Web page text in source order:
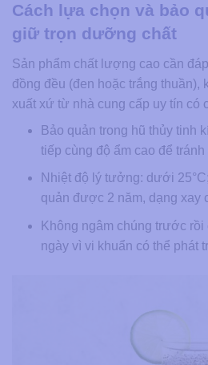
Cách lựa chọn và bảo
giữ trọn dưỡng chất
Sản phẩm chất lượng cao cần
đồng đều (đen hoặc trắng thuần),
xuất xứ từ nhà cung cấp uy tín có
Bảo quản trong hũ thủy tinh
tiếp cùng độ ẩm cao để
Nhiệt độ lý tưởng: dưới
quản được 2 năm, dạng xay
Không ngâm chúng trước rồi
ngày vì vi khuẩn có thể phát